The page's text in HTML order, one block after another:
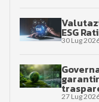
ESG
30 Lug
27 Lug